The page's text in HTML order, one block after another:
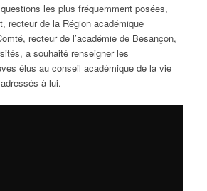
les plus fréquemment posées,
recteur de la Région académique
recteur de l’académie de Besançon,
a souhaité renseigner les
élus au conseil académique de la vie
à lui.